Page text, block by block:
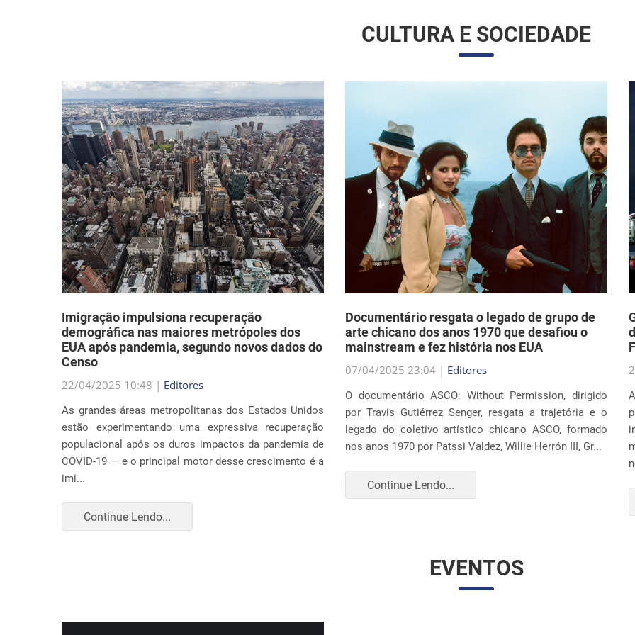
CULTURA E SOCIEDADE
Imigração impulsiona recuperação
demográfica nas maiores metrópoles dos
EUA após pandemia, segundo novos dados do
Censo
22/04/2025 10:48 | Editores
As grandes áreas metropolitanas dos Estados Unidos
estão experimentando uma expressiva recuperação
populacional após os duros impactos da pandemia de
COVID-19 — e o principal motor desse crescimento é a
imi...
Continue Lendo...
Documentário resgata o legado de grupo de
arte chicano dos anos 1970 que desafiou o
mainstream e fez história nos EUA
07/04/2025 23:04 | Editores
O documentário ASCO: Without Permission, dirigido
por Travis Gutiérrez Senger, resgata a trajetória e o
legado do coletivo artístico chicano ASCO, formado
nos anos 1970 por Patssi Valdez, Willie Herrón III, Gr...
Continue Lendo...
EVENTOS